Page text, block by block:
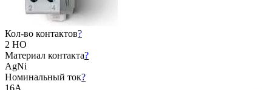
Кол-во контактов?
2 НО
Материал контакта?
AgNi
Номинальный ток?
16А